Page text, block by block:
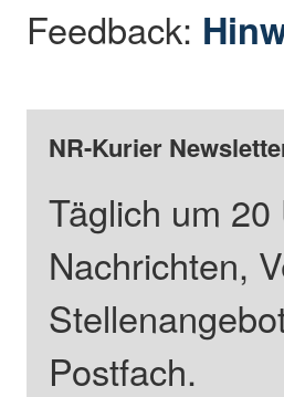
Feedback:
NR-Kurier
Täglich um
Nachrichten,
Postfach.